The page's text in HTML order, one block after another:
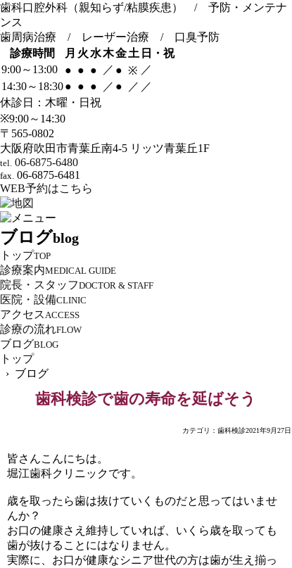
歯科口腔外科（親知らず/粘膜疾患） / 予防・メンテナ
ンス
歯周病治療 / レーザー治療 / 口臭予防
診療時間
月 火 水木金土 日・祝
9:00～13:00
● ● ● ／ ● ※ ／
14:30～18:30● ● ● ／ ● ／ ／
休診日：木曜・日祝
※9:00～14:30
〒565-0802
大阪府吹田市青葉丘南4-5 リッツ青葉丘1F
tel. 06-6875-6480
fax. 06-6875-6481
WEB予約はこちら
ブログblog
トップTOP
診療案内MEDICAL GUIDE
院長・スタッフDOCTOR & STAFF
医院・設備CLINIC
アクセスACCESS
診療の流れFLOW
ブログBLOG
トップ
› ブログ
歯科検診で歯の寿命を延ばそう
カテゴリ： 歯科検診2021年9月27日
皆さんこんにちは。
堀江歯科クリニックです。
歳を取ったら歯は抜けていくものだと思ってはいませ
んか？
お口の健康さえ維持していれば、いくら歳を取っても
歯が抜けることにはなりません。
実際に、お口が健康なシニア世代の方は歯が生え揃っ